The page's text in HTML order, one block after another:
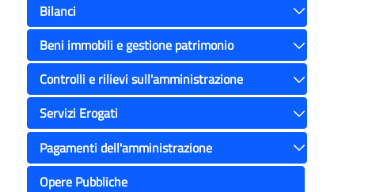
Bilanci
Toggle
Beni immobili e gestione patrimonio
Toggle
Controlli e rilievi sull'amministrazione
Toggle
Servizi Erogati
Toggle
Pagamenti dell'amministrazione
Toggle
Opere Pubbliche